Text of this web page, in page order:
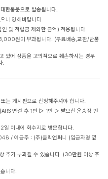
한통운으로 발송됩니다.
니 양해바랍니다.
및 적립금 제외한 금액) 적용됩니다.
원이 부과됩니다. (무료배송,교환/반품
있어 상품을 고의적으로 훼손하시는 경우
.
는 게시판으로 신청해주셔야 합니다.
연결 후 1번 ▷ 1번 ▷ 받으신 운송장 번
이내에 회수지로 방문합니다.
/ 예금주 : (주)클릭앤퍼니 (입금자명 옆
추가 부과될 수 있습니다. (30만원 이상 주
니다.